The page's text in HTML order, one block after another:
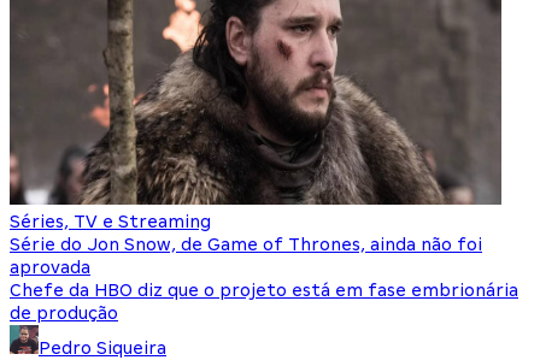
Séries, TV e Streaming
Série do Jon Snow, de Game of Thrones, ainda não foi
aprovada
Chefe da HBO diz que o projeto está em fase embrionária
de produção
Pedro Siqueira